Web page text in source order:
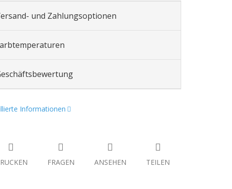
und Zahlungsoptionen
Informationen
FRAGEN ANSEHEN TEILEN